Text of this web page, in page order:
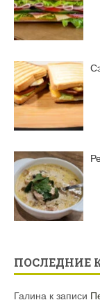
ПОСЛЕДНИЕ
Галина к записи